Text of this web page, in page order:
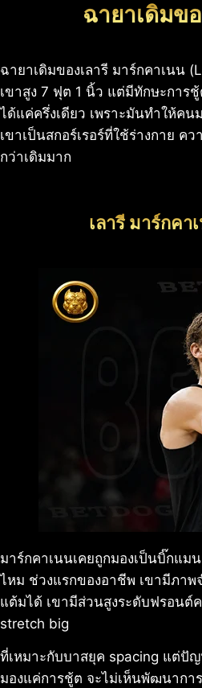
ฉายาเดิมข
ฉายาเดิมของเลารี มาร์กคาเนน
เขาสูง 7 ฟุต 1 นิ้ว แต่มีทักษะการ
ได้แค่ครึ่งเดียว เพราะมันทำให้ค
เขาเป็นสกอร์เรอร์ที่ใช้ร่างกาย ค
กว่าเดิมมาก
เลารี มาร์กคา
มาร์กคาเนนเคยถูกมองเป็นบิ๊กแ
ไหม ช่วงแรกของอาชีพ เขามีภาพ
แต้มได้ เขามีส่วนสูงระดับฟรอนต์
stretch big
ที่เหมาะกับบาสยุค spacing แต่ปั
มองแค่การชู้ต จะไม่เห็นพัฒนากา